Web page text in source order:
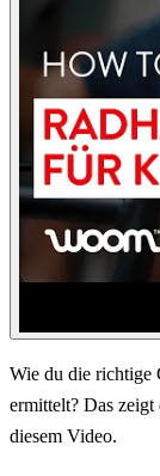
Wie du die richtige
ermittelt? Das
diesem Video.